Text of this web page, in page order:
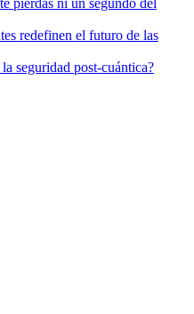
redefinen el futuro de las
seguridad post-cuántica?